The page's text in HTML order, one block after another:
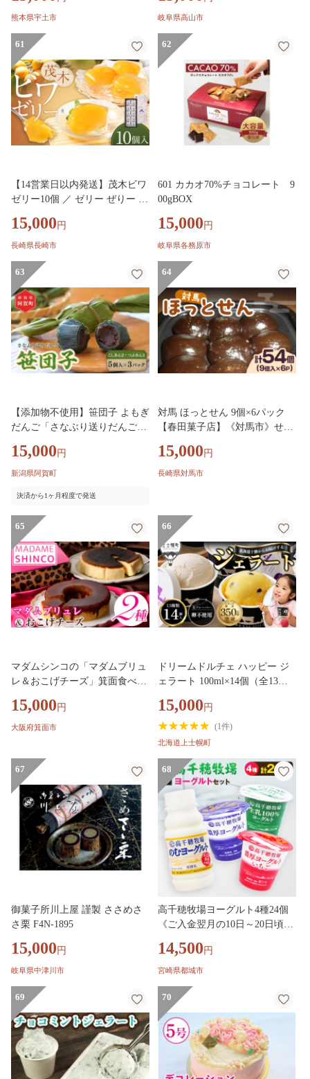
熊本県宇土市
3個）| デザート 牧場 アイス 人
ント バレンタイン ホワイトデ
ー 母の日 飛騨高山 牧成舎 DF0
18VC13
岐阜県高山市
61
【14営業日以内発送】茂木ビワ
ゼリー10個 ／ ゼリー ぜりー フ
ビワ 枇杷 スイーツ デザート 長
崎県産 長崎県 長崎市
15,000 円
長崎県長崎市
62
601 カカオ70%チョコレート 9
00gBOX
15,000 円
岐阜県各務原市
63
【添加物不使用】笹団子 よもぎ
だんご「さなぶり送りだんご」
しあん2) ささだんご ササダン
ゴ 笹だんご 笹ダンゴ よもぎ 蓬
潟県 阿賀町
15,000 円
新潟県阿賀町
決済から1ヶ月程度で発送
64
対馬 ほっとせん 9個×6パック
【春田菓子店】《対馬市》せん
土料理 島料理 お土産 芋 おやつ
簡単 [WCA014]
15,000 円
長崎県対馬市
65
マダムシンコの「マダムブリュ
レ＆おこげチーズ」箕面食べ比
ウカウフードシステム】
15,000 円
大阪府箕面市
66
ドリームドルチェ ハッピー ジ
ェラート 100ml×14個（全13
ルク製 卵不使用 北海道 牧場直
送 スイーツ アイス アイスクリ
ーム ご当地アイス 人気 ギフト
5-D81］
15,000 円
(1件)
北海道上士幌町
67
御菓子所川上屋 謹製 ささめさ
さ栗 F4N-1895
15,000 円
岐阜県中津川市
68
高千穂牧場ヨーグルト4種24個
《ご入金翌月の10日～20日頃出
14,500 円
宮崎県都城市
69 70